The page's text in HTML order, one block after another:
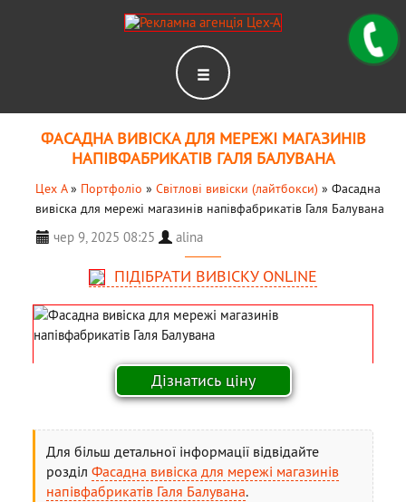
ФАСАДНА ВИВІСКА ДЛЯ МЕРЕЖІ МАГАЗИНІВ
НАПІВФАБРИКАТІВ ГАЛЯ БАЛУВАНА
Цех А» Портфоліо » Світлові вивіски (лайтбокси) » Фасадна
вивіска для мережі магазинів напівфабрикатів Галя Балувана
чер 9, 2025 08:25 alina
ПІДІБРАТИ ВИВІСКУ ONLINE
Для більш детальної інформації відвідайте
розділФасадна вивіска для мережі магазинів
напівфабрикатів Галя Балувана.